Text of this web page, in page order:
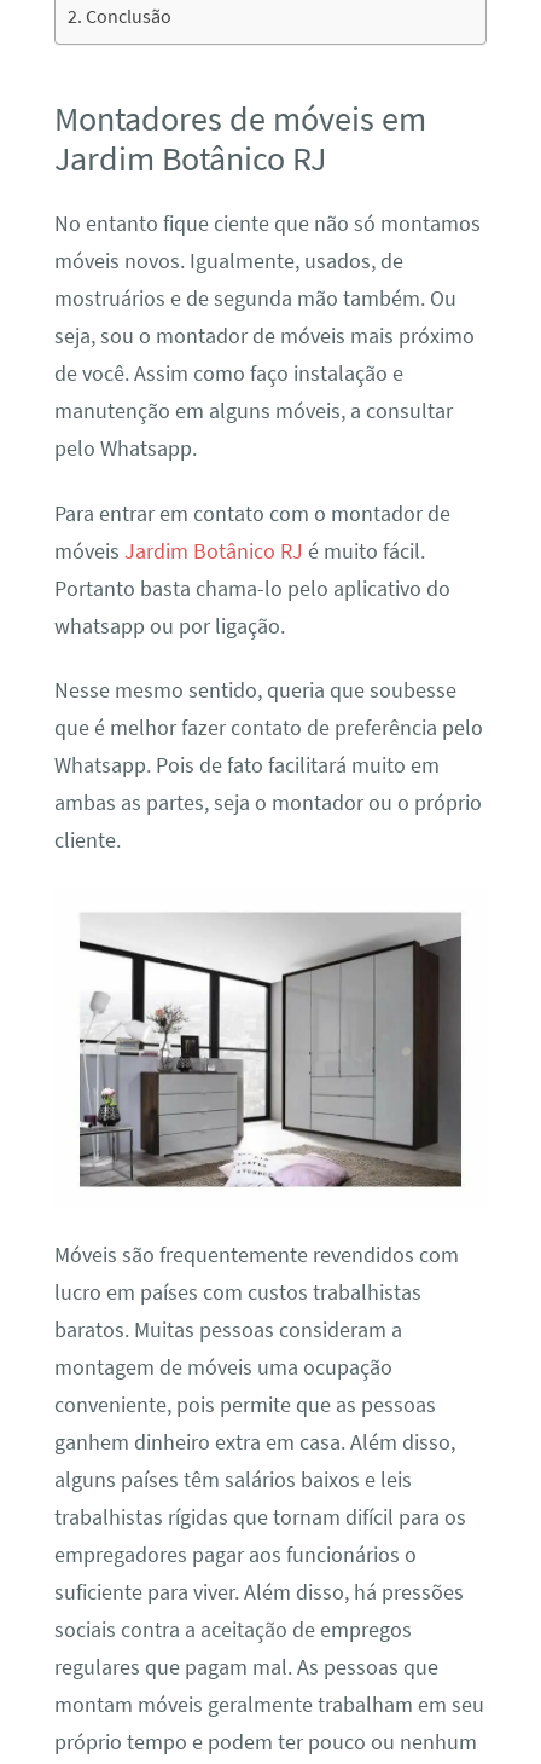
Conclusão
Montadores de móveis em
Jardim Botânico RJ
No entanto fique ciente que não só montamos
móveis novos. Igualmente, usados, de
mostruários e de segunda mão também. Ou
seja, sou o montador de móveis mais próximo
de você. Assim como faço instalação e
manutenção em alguns móveis, a consultar
pelo Whatsapp.
Para entrar em contato com o montador de
móveis Jardim Botânico RJ é muito fácil.
Portanto basta chama-lo pelo aplicativo do
whatsapp ou por ligação.
Nesse mesmo sentido, queria que soubesse
que é melhor fazer contato de preferência pelo
Whatsapp. Pois de fato facilitará muito em
ambas as partes, seja o montador ou o próprio
cliente.
Móveis são frequentemente revendidos com
lucro em países com custos trabalhistas
baratos. Muitas pessoas consideram a
montagem de móveis uma ocupação
conveniente, pois permite que as pessoas
ganhem dinheiro extra em casa. Além disso,
alguns países têm salários baixos e leis
trabalhistas rígidas que tornam difícil para os
empregadores pagar aos funcionários o
suficiente para viver. Além disso, há pressões
sociais contra a aceitação de empregos
regulares que pagam mal. As pessoas que
montam móveis geralmente trabalham em seu
próprio tempo e podem ter pouco ou nenhum